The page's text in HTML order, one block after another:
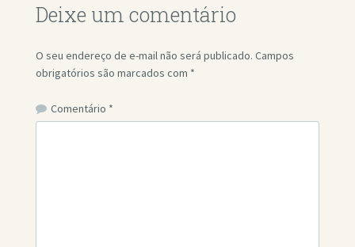
Deixe um comentário
O seu endereço de e-mail não será publicado. Campos
obrigatórios são marcados com *
Comentário *